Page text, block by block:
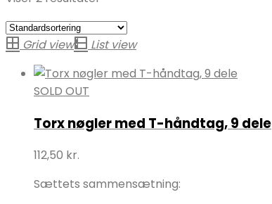
Grid view List view
SOLD OUT
Torx nøgler med T-håndtag, 9 dele
112,50 kr.
Sættets sammensætning: